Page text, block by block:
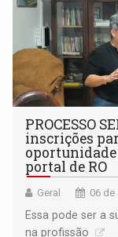
PROCESSO
inscrições
portal de RO
Geral 06 de
Essa pode ser a
na profissão